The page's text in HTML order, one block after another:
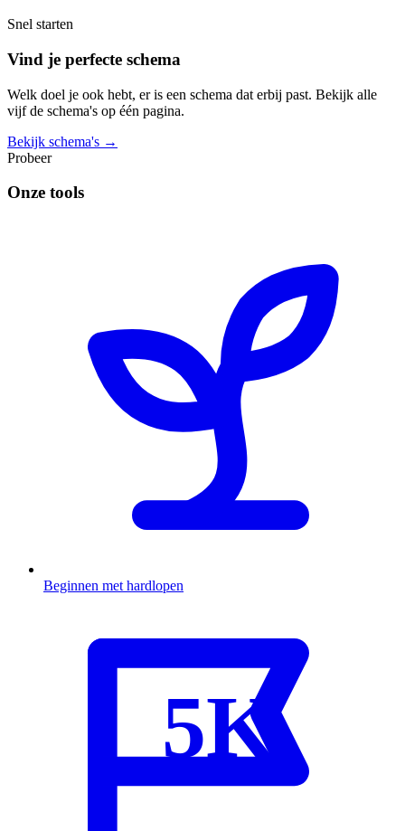
Snel starten
Vind je perfecte schema
Welk doel je ook hebt, er is een schema dat erbij past. Bekijk alle
vijf de schema's op één pagina.
Bekijk schema's →
Probeer
Onze tools
Beginnen met hardlopen
5K